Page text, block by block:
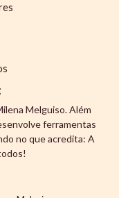
Melguiso. Além
ferramentas
no que acredita: A